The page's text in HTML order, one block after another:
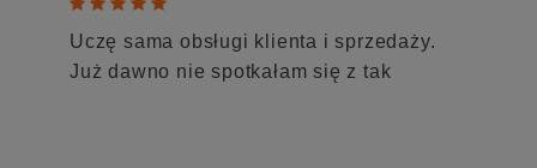
    
Uczę sama obsługi klienta i sprzedaży.
Już dawno nie spotkałam się z tak